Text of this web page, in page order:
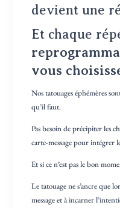
devient une
Et chaque
vous
Nos tatouages éphémères
qu’il faut.
Pas besoin de précipiter les
carte-message pour intégrer
Et si ce n’est pas le bon
Le tatouage ne s’ancre que
message et à incarner